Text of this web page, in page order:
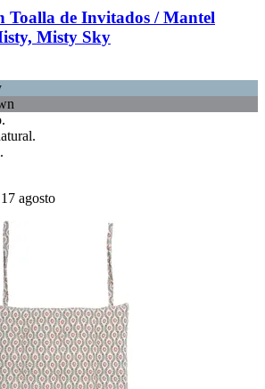
Toalla de Invitados / Mantel
Misty Sky
agosto